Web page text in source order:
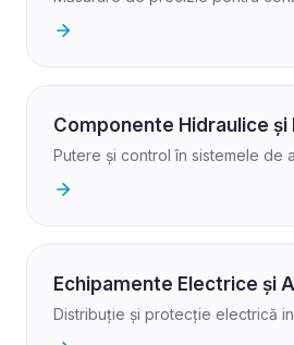
Componente Hidraulice și
Putere și control în sistemele de
Echipamente Electrice și
Distribuție și protecție electrică